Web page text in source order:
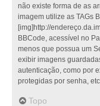
não existe forma de as
imagem utilize as TAGs
[img]http://
BBCode, acessível no
menos que possua um
exibir imagens
autenticação, como por
protegidas por senha,
Topo